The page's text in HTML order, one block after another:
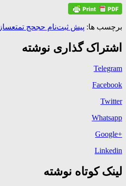
برچسب ها: پیش ثبت‌نام حجحج تمتع
اشتراک گذاری نوشته
Telegram
Facebook
Twitter
Whatsapp
+Google
Linkedin
لینک کوتاه نوشته